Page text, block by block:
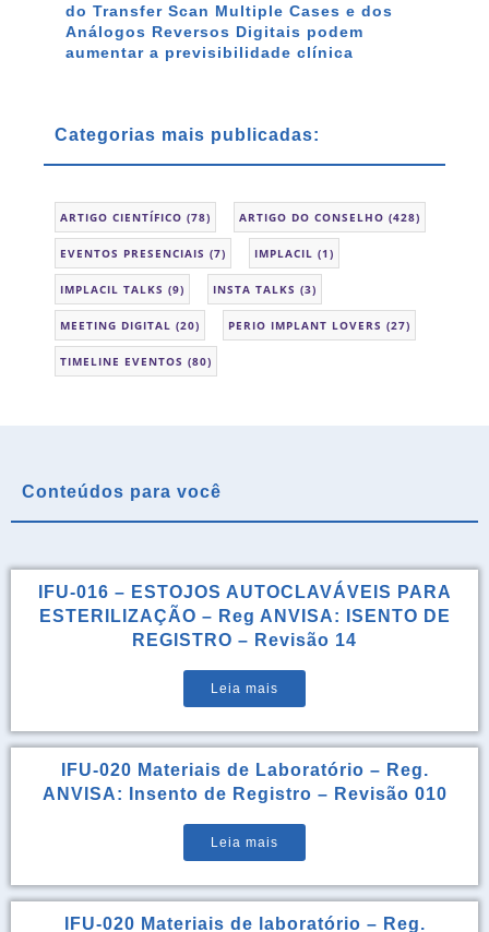
do Transfer Scan Multiple Cases e dos
Análogos Reversos Digitais podem
aumentar a previsibilidade clínica
Categorias mais publicadas:
ARTIGO CIENTÍFICO (78) ARTIGO DO CONSELHO (428)
EVENTOS PRESENCIAIS (7) IMPLACIL (1)
IMPLACIL TALKS (9) INSTA TALKS (3)
MEETING DIGITAL (20) PERIO IMPLANT LOVERS (27)
TIMELINE EVENTOS (80)
Conteúdos para você
IFU-016 – ESTOJOS AUTOCLAVÁVEIS PARA
ESTERILIZAÇÃO – Reg ANVISA: ISENTO DE
REGISTRO – Revisão 14
Leia mais
IFU-020 Materiais de Laboratório – Reg.
ANVISA: Insento de Registro – Revisão 010
Leia mais
IFU-020 Materiais de laboratório – Reg.